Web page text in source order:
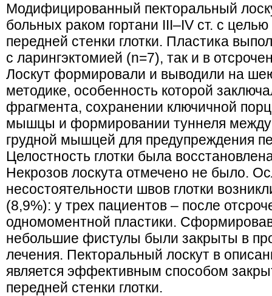
Модифицированный пекторальный
больных раком гортани III–IV ст. с
передней стенки глотки. Пластика
с ларингэктомией (n=7), так и в
Лоскут формировали и выводили на
методике, особенность которой
фрагмента, сохранении ключичной
мышцы и формировании туннеля
грудной мышцей для предупреждения
Целостность глотки была
Некрозов лоскута отмечено не было.
несостоятельности швов глотки
(8,9%): у трех пациентов – после
одномоментной пластики.
небольшие фистулы были закрыты в
лечения. Пекторальный лоскут в
является эффективным способом
передней стенки глотки.